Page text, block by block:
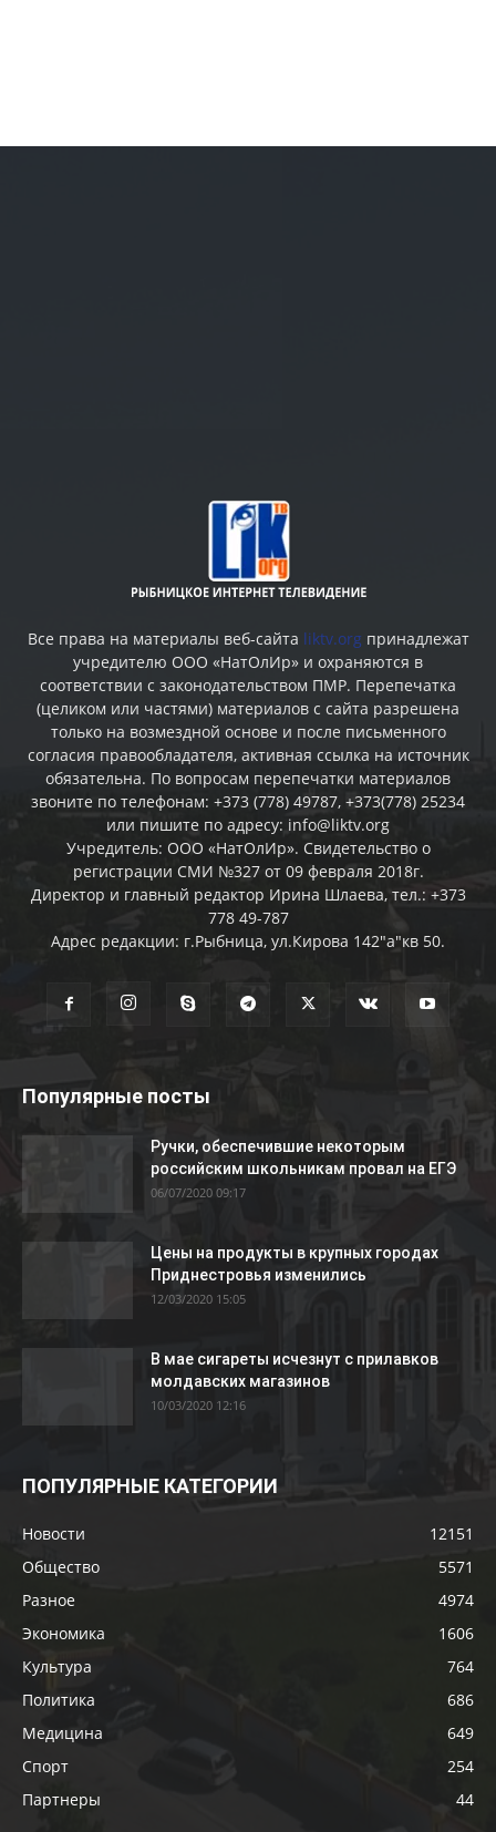
Все права на материалы веб-сайта liktv.org принадлежат
учредителю ООО «НатОлИр» и охраняются в
соответствии с законодательством ПМР. Перепечатка
(целиком или частями) материалов c сайта разрешена
только на возмездной основе и после письменного
согласия правообладателя, активная ссылка на источник
обязательна. По вопросам перепечатки материалов
звоните по телефонам: +373 (778) 49787, +373(778) 25234
или пишите по адресу: info@liktv.org
Учредитель: ООО «НатОлИр». Свидетельство о
регистрации СМИ №327 от 09 февраля 2018г.
Директор и главный редактор Ирина Шлаева, тел.: +373
778 49-787
Адрес редакции: г.Рыбница, ул.Кирова 142"а"кв 50.
Популярные посты
Ручки, обеспечившие некоторым
российским школьникам провал на ЕГЭ
06/07/2020 09:17
Цены на продукты в крупных городах
Приднестровья изменились
12/03/2020 15:05
В мае сигареты исчезнут с прилавков
молдавских магазинов
10/03/2020 12:16
ПОПУЛЯРНЫЕ КАТЕГОРИИ
Новости
12151
Общество
5571
Разное
4974
Экономика
1606
Культура
764
Политика
686
Медицина
649
Спорт
254
Партнеры
44